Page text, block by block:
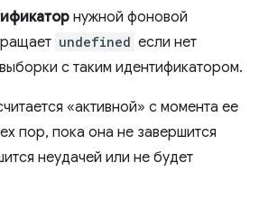
нужной фоновой
undefined если нет
с таким идентификатором.
«активной» с момента ее
пор, пока она не завершится
неудачей или не будет